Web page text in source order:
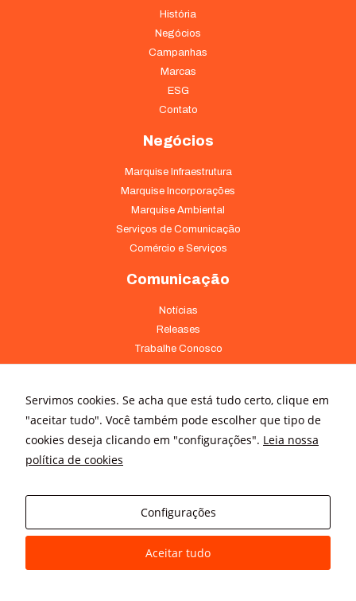
História
Negócios
Campanhas
Marcas
ESG
Contato
Negócios
Marquise Infraestrutura
Marquise Incorporações
Marquise Ambiental
Serviços de Comunicação
Comércio e Serviços
Comunicação
Notícias
Releases
Trabalhe Conosco
Fale Conosco
Onde Estamos
Av. Pontes Vieira, 1838 - Dionísio Torres Fortaleza - CE 60135-238
(85) 4008-3322 ou 4008-3333
© All rights reserved
Servimos cookies. Se acha que está tudo certo, clique em
"aceitar tudo". Você também pode escolher que tipo de
cookies deseja clicando em "configurações". Leia nossa
política de cookies
Configurações
Aceitar tudo
ao visitar nosso
personalizadas.